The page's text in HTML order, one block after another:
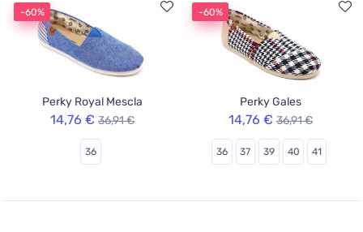
-60%
Perky Royal Mescla
14,76 € 36,91 €
36
-60%
Perky Gales
14,76 € 36,91 €
36 37 39 40 41